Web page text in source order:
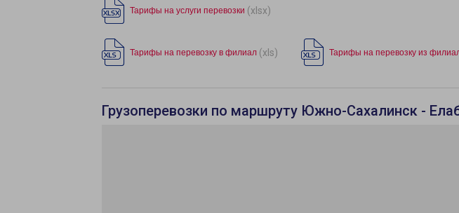
Тарифы на услуги перевозки (xlsx)
Тарифы на перевозку в филиал (xls) Тарифы на перевозку из
Грузоперевозки по маршруту Южно-Сахалинск -